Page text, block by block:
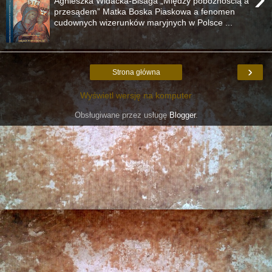
przesądem” Matka Boska Piaskowa a fenomen
cudownych wizerunków maryjnych w Polsce ...
›
Strona główna
Wyświetl wersję na komputer
Obsługiwane przez usługę Blogger.